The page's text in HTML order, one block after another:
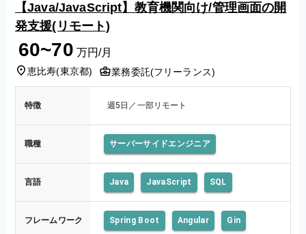
【Java/JavaScript】教育機関向け/管理画面の開
発支援(リモート)
60~70 万円/月
恵比寿(東京都) 業務委託(フリーランス)
特徴 週5日／一部リモート
職種 サーバーサイドエンジニア
言語 Java JavaScript SQL
フレームワーク Spring Boot Angular Gin